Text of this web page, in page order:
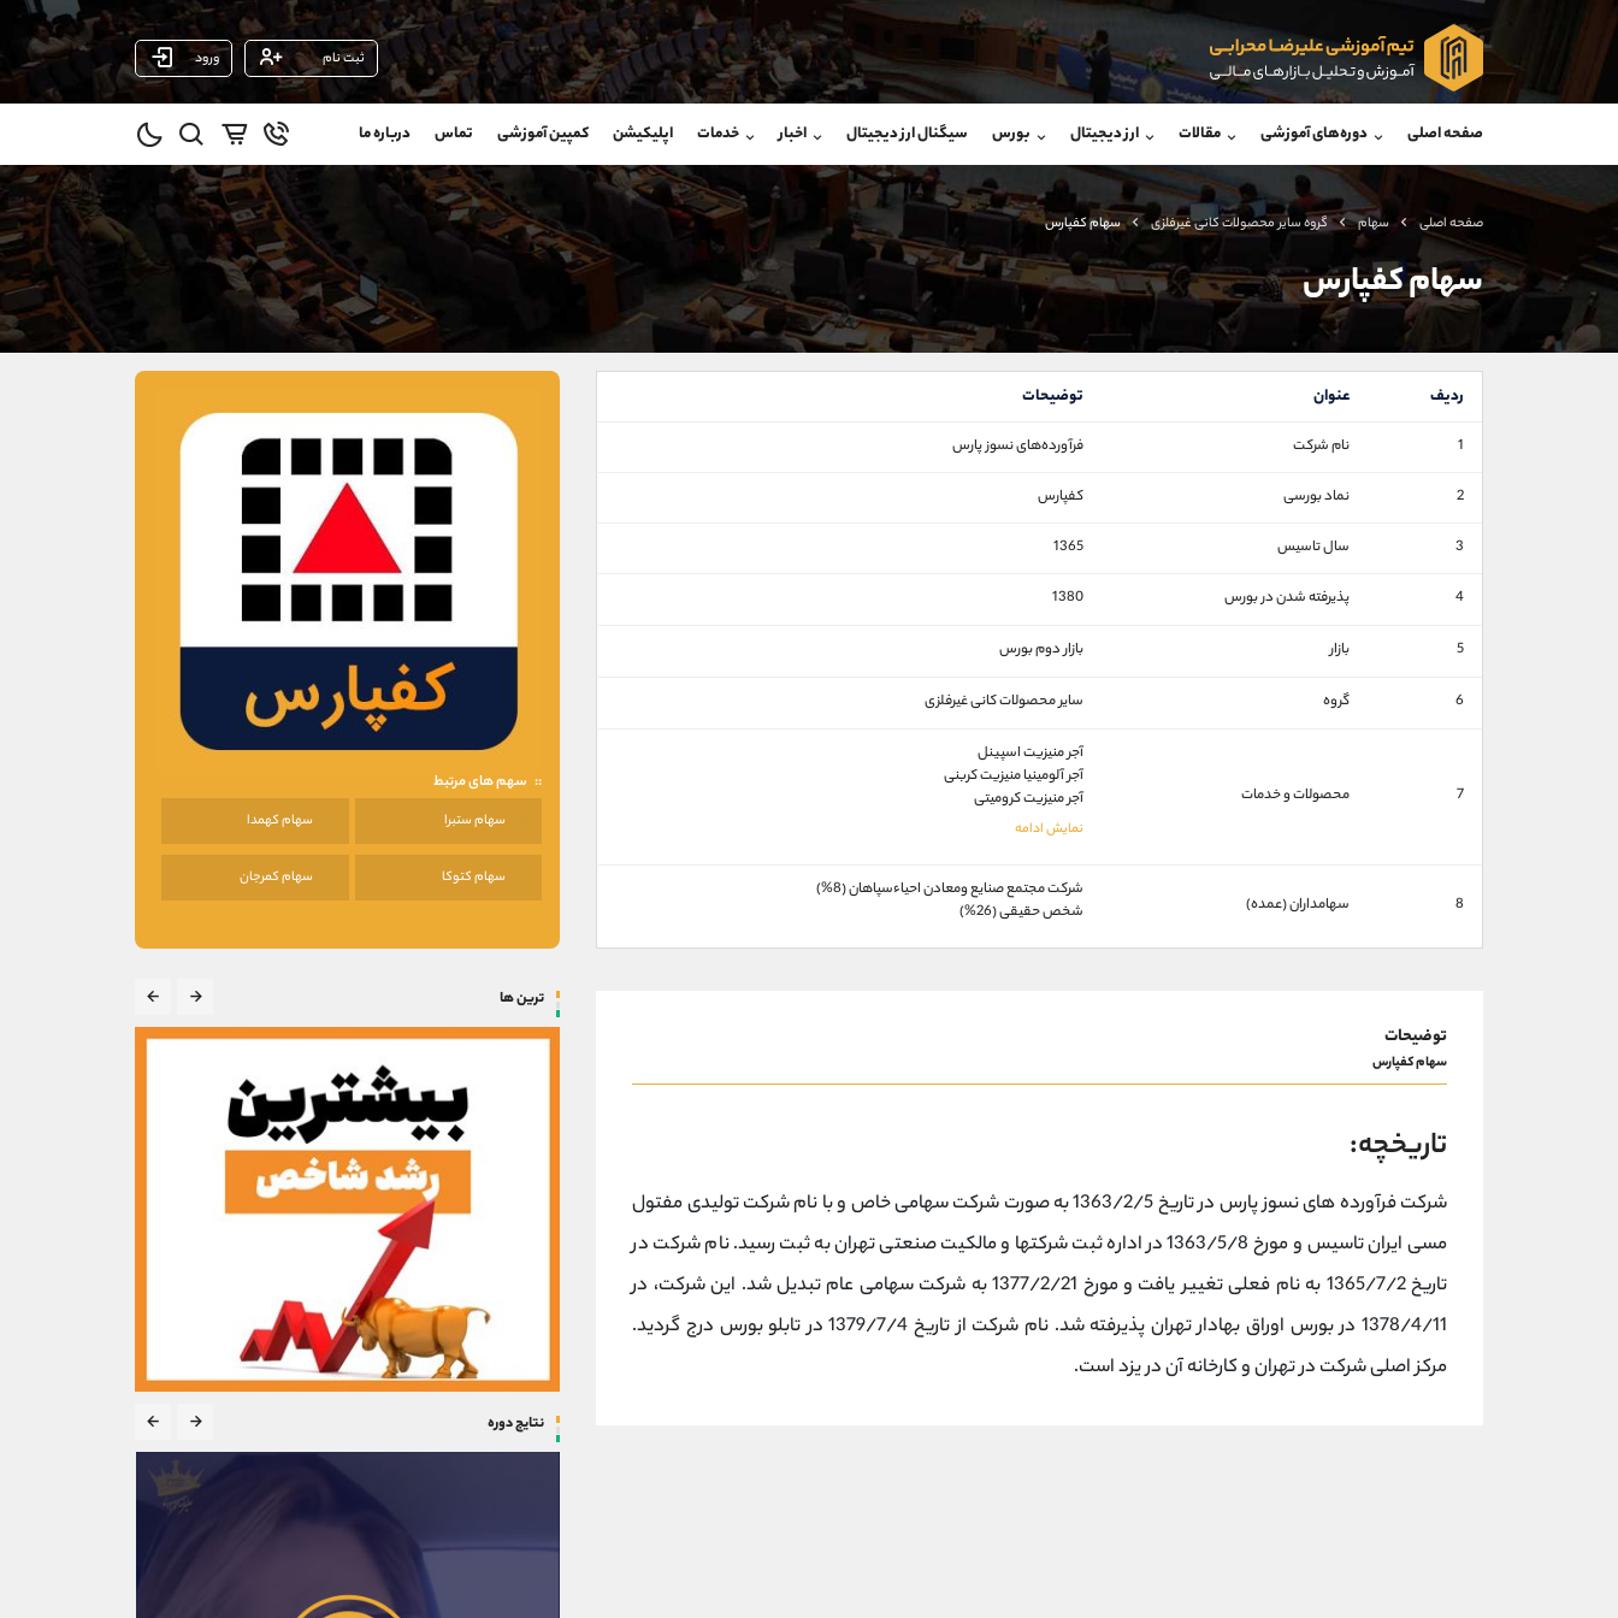
ثبت نام ورود
صفحه اصلی دوره‌های آموزشی مقالات ارز دیجیتال بورس سیگنال ارز دیجیتال اخبار خدمات اپلیکیشن کمپین آموزشی تماس درباره ما
صفحه اصلی سهام گروه ساير محصولات كانی غيرفلزی سهام کفپارس
سهام کفپارس
ردیف عنوان توضیحات
1 نام شرکت فرآورده‌های‌ نسوز پارس
2 نماد بورسی کفپارس
3 سال تاسیس 1365
4 پذیرفته شدن در بورس 1380
5 بازار بازار دوم بورس
6 گروه ساير محصولات كانی غيرفلزی
7 محصولات و خدمات
آجر منيزيت اسپينل
آجر آلومينيا منيزيت کربنی
آجر منيزيت کروميتی
8 سهامداران (عمده)
شركت مجتمع صنايع ومعادن احياءسپاهان (8%)
شخص حقیقی (26%)
سهم های مرتبط
سهام ستبرا سهام کهمدا
سهام کتوکا سهام کمرجان
توضیحات
سهام کفپارس
تاریخچه:
شرکت فرآورده های نسوز پارس در تاریخ 1363/2/5 به صورت شرکت سهامی خاص و با نام شرکت تولیدی مفتول
مسی ایران تاسیس و مورخ 1363/5/8 در اداره ثبت شرکتها و مالکیت صنعتی تهران به ثبت رسید. نام شرکت در
تاریخ 1365/7/2 به نام فعلی تغییر یافت و مورخ 1377/2/21 به شرکت سهامی عام تبدیل شد. این شرکت، در
1378/4/11 در بورس اوراق بهادار تهران پذیرفته شد. نام شرکت از تاریخ 1379/7/4 در تابلو بورس درج گردید.
مرکز اصلی شرکت در تهران و کارخانه آن در یزد است.
ترین ها
نتایج دوره
واتساپ شروع گفتگو
@Armteam_admin_104
داخلی 104
واتساپ شروع گفتگو
تلگرام @Armteam_admin_33
118
شروع گفتگو
@Armteam_admin_por
داخلی 107
(محسن یزدی)
09304891085
واتساپ شروع گفتگو
تلگرام @Armteam_admin_103
اطلاعات تماس (دفتر فروش)
021-22021030
تلفن
بدون پیش شماره 90001030
@alireza.mehrabii
@alirezamehrabi_com
کانال بله @alirezamehrabi_official